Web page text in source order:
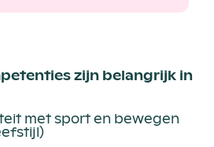
zijn belangrijk in
met sport en bewegen